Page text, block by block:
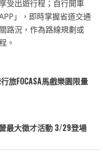
受出遊行程；自行開車
」，即時掌握省道交通
路況，作為路線規劃或
。
旅FOCASA馬戲樂園限量
最大徵才活動 3/29登場